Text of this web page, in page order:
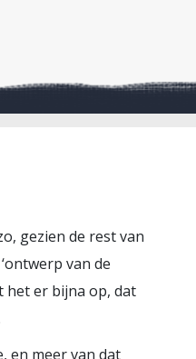
gezien de rest van
van de
het er bijna op, dat
en meer van dat